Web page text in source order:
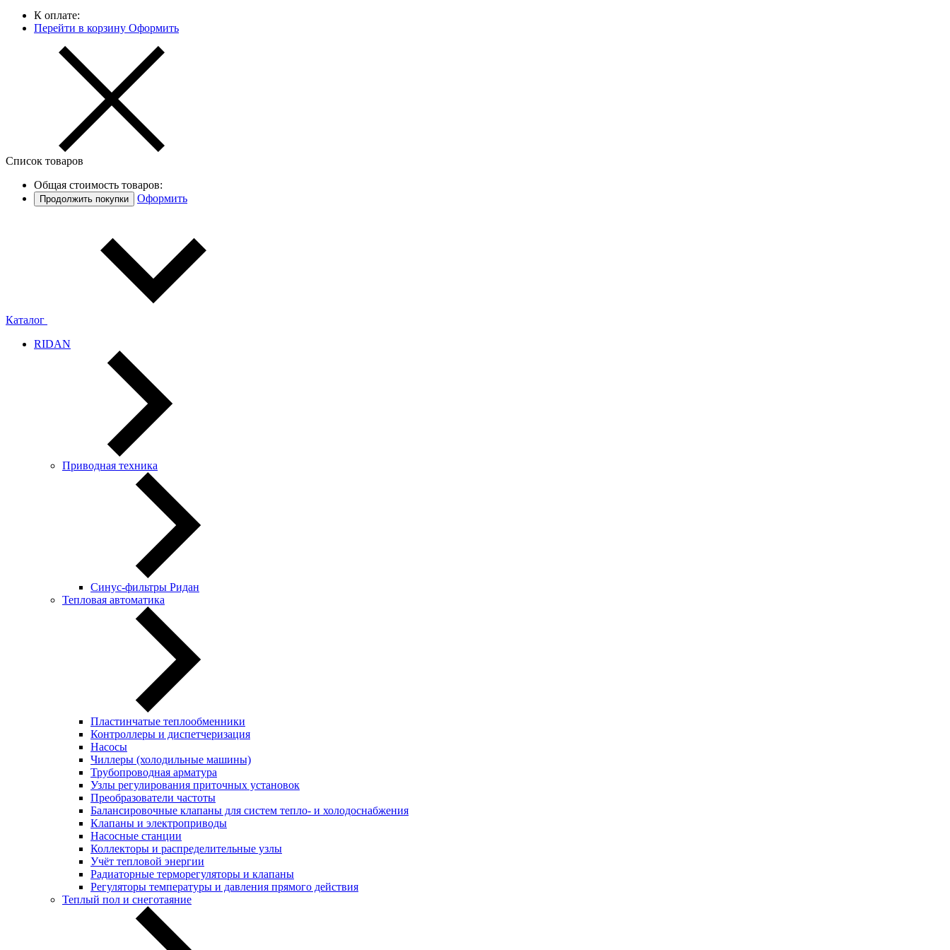
К оплате:
Перейти в корзину Оформить
Список товаров
Общая стоимость товаров:
Продолжить покупки Оформить
Каталог
RIDAN
Приводная техника
Синус-фильтры Ридан
Тепловая автоматика
Пластинчатые теплообменники
Контроллеры и диспетчеризация
Насосы
Чиллеры (холодильные машины)
Трубопроводная арматура
Узлы регулирования приточных установок
Преобразователи частоты
Балансировочные клапаны для систем тепло- и холодоснабжения
Клапаны и электроприводы
Насосные станции
Коллекторы и распределительные узлы
Учёт тепловой энергии
Радиаторные терморегуляторы и клапаны
Регуляторы температуры и давления прямого действия
Теплый пол и снеготаяние